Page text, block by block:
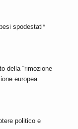
spodestati*
della “rimozione
europea
politico e